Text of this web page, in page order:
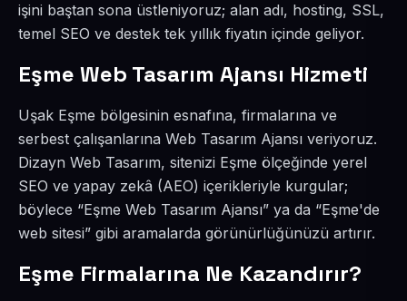
işini baştan sona üstleniyoruz; alan adı, hosting, SSL,
temel SEO ve destek tek yıllık fiyatın içinde geliyor.
Eşme Web Tasarım Ajansı Hizmeti
Uşak Eşme bölgesinin esnafına, firmalarına ve
serbest çalışanlarına Web Tasarım Ajansı veriyoruz.
Dizayn Web Tasarım, sitenizi Eşme ölçeğinde yerel
SEO ve yapay zekâ (AEO) içerikleriyle kurgular;
böylece “Eşme Web Tasarım Ajansı” ya da “Eşme'de
web sitesi” gibi aramalarda görünürlüğünüzü artırır.
Eşme Firmalarına Ne Kazandırır?